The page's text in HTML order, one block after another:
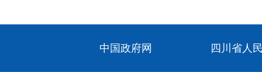
中国政府网 四川省人